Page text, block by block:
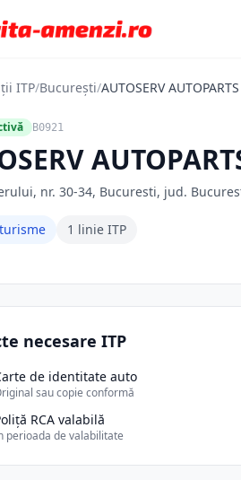
ITP/București/AUTOSERV
B0921
nr. 30-34, Bucuresti, jud.
1 linie ITP
necesare ITP
de identitate auto
sau copie conformă
RCA valabilă
perioada de valabilitate